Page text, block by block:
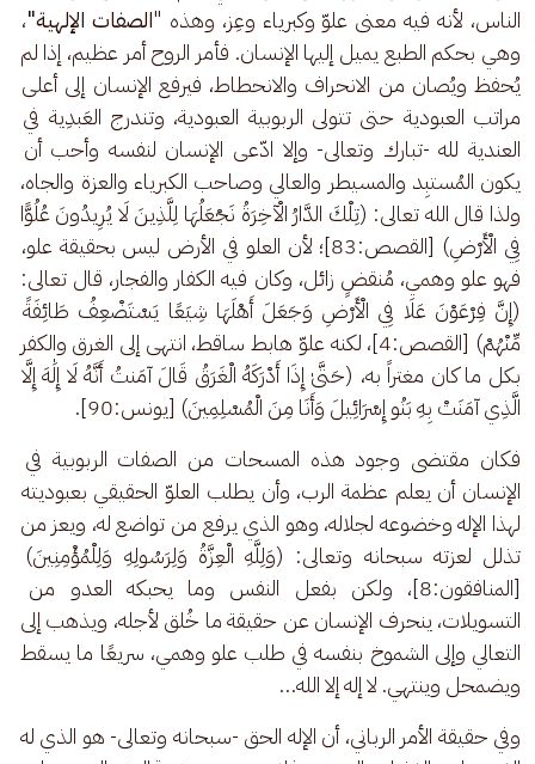
الناس، لأنه فيه معنى علوّ وكبرياء وعِز، وهذه "الصفات الإلهية"،
وهي بحكم الطبع يميل إليها الإنسان. فأمر الروح أمر عظيم، إذا لم
يُحفظ ويُصان من الانحراف والانحطاط، فيرفع الإنسان إلى أعلى
مراتب العبودية حتى تتولى الربوبية العبودية، وتندرج العَبدِية في
العندية لله -تبارك وتعالى- وإلا ادّعى الإنسان لنفسه وأحب أن
يكون المُستبِد والمسيطر والعالي وصاحب الكبرياء والعزة والجاه،
ولذا قال الله تعالى: (تِلْكَ الدَّارُ الْآخِرَةُ نَجْعَلُهَا لِلَّذِينَ لَا يُرِيدُونَ عُلُوًّا
فِي الْأَرْضِ) [القصص:83]؛ لأن العلو في الأرض ليس بحقيقة علو،
فهو علو وهمي، مُنقضٍ زائل، وكان فيه الكفار والفجار، قال تعالى:
(إِنَّ فِرْعَوْنَ عَلَا فِي الْأَرْضِ وَجَعَلَ أَهْلَهَا شِيَعًا يَسْتَضْعِفُ طَائِفَةً
مِّنْهُمْ) [القصص:4]، لكنه علوّ هابط ساقط، انتهى إلى الغرق والكفر
بكل ما كان مغتراً به، (حَتَّىٰ إِذَا أَدْرَكَهُ الْغَرَقُ قَالَ آمَنتُ أَنَّهُ لَا إِلَٰهَ إِلَّا
الَّذِي آمَنَتْ بِهِ بَنُو إِسْرَائِيلَ وَأَنَا مِنَ الْمُسْلِمِينَ) [يونس:90].
فكان مقتضى وجود هذه المسحات من الصفات الربوبية في
الإنسان أن يعلم عظمة الرب، وأن يطلب العلوّ الحقيقي بعبوديته
لهذا الإله وخضوعه لجلاله، وهو الذي يرفع من تواضع له، ويعز من
تذلل لعزته سبحانه وتعالى: (وَلِلَّهِ الْعِزَّةُ وَلِرَسُولِهِ وَلِلْمُؤْمِنِينَ)
[المنافقون:8]، ولكن بفعل النفس وما يحبكه العدو من
التسويلات، ينحرف الإنسان عن حقيقة ما خُلق لأجله، ويذهب إلى
التعالي وإلى الشموخ بنفسه في طلب علو وهمي، سريعًا ما يسقط
ويضمحل وينتهي. لا إله إلا الله…
وفي حقيقة الأمر الرباني، أن الإله الحق -سبحانه وتعالى- هو الذي له